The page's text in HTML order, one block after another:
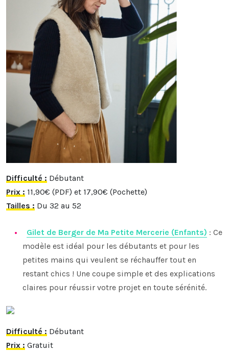
Difficulté : Débutant
Prix : 11,90€ (PDF) et 17,90€ (Pochette)
Tailles : Du 32 au 52
Gilet de Berger de Ma Petite Mercerie (Enfants) : Ce
modèle est idéal pour les débutants et pour les
petites mains qui veulent se réchauffer tout en
restant chics ! Une coupe simple et des explications
claires pour réussir votre projet en toute sérénité.
Difficulté : Débutant
Prix : Gratuit